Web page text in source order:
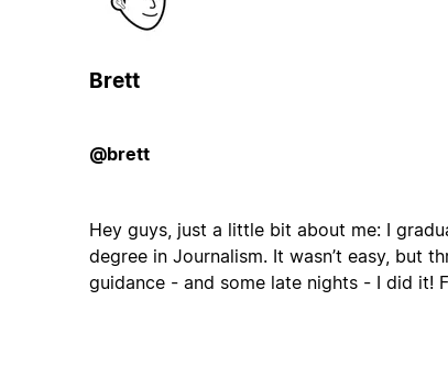
Brett
@brett
Hey guys, just a little bit about me: I
degree in Journalism. It wasn’t easy, but
guidance - and some late nights - I did it!